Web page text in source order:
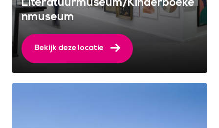
nmuseum
Bekijk deze locatie